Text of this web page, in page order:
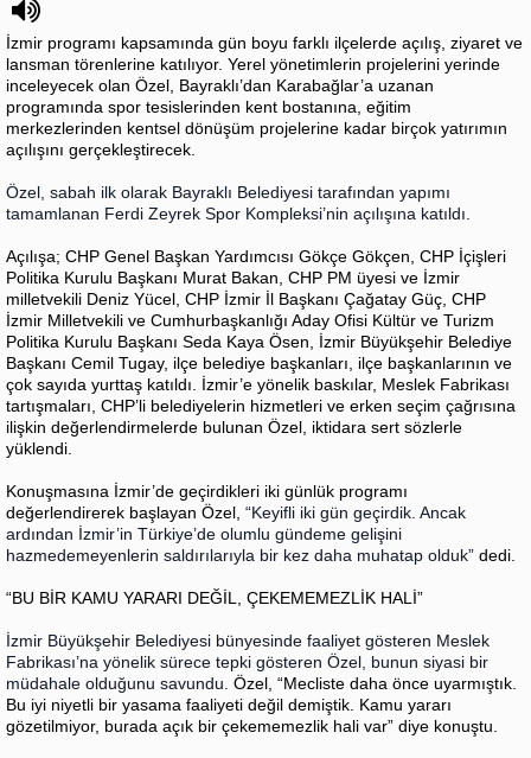
İzmir programı kapsamında gün boyu farklı ilçelerde açılış, ziyaret ve
lansman törenlerine katılıyor. Yerel yönetimlerin projelerini yerinde
inceleyecek olan Özel, Bayraklı’dan Karabağlar’a uzanan
programında spor tesislerinden kent bostanına, eğitim
merkezlerinden kentsel dönüşüm projelerine kadar birçok yatırımın
açılışını gerçekleştirecek.
Özel, sabah ilk olarak Bayraklı Belediyesi tarafından yapımı
tamamlanan Ferdi Zeyrek Spor Kompleksi’nin açılışına katıldı.
Açılışa; CHP Genel Başkan Yardımcısı Gökçe Gökçen, CHP İçişleri
Politika Kurulu Başkanı Murat Bakan, CHP PM üyesi ve İzmir
milletvekili Deniz Yücel, CHP İzmir İl Başkanı Çağatay Güç, CHP
İzmir Milletvekili ve Cumhurbaşkanlığı Aday Ofisi Kültür ve Turizm
Politika Kurulu Başkanı Seda Kaya Ösen, İzmir Büyükşehir Belediye
Başkanı Cemil Tugay, ilçe belediye başkanları, ilçe başkanlarının ve
çok sayıda yurttaş katıldı. İzmir’e yönelik baskılar, Meslek Fabrikası
tartışmaları, CHP’li belediyelerin hizmetleri ve erken seçim çağrısına
ilişkin değerlendirmelerde bulunan Özel, iktidara sert sözlerle
yüklendi.
Konuşmasına İzmir’de geçirdikleri iki günlük programı
değerlendirerek başlayan Özel, “Keyifli iki gün geçirdik. Ancak
ardından İzmir’in Türkiye’de olumlu gündeme gelişini
hazmedemeyenlerin saldırılarıyla bir kez daha muhatap olduk” dedi.
“BU BİR KAMU YARARI DEĞİL, ÇEKEMEMEZLİK HALİ”
İzmir Büyükşehir Belediyesi bünyesinde faaliyet gösteren Meslek
Fabrikası’na yönelik sürece tepki gösteren Özel, bunun siyasi bir
müdahale olduğunu savundu. Özel, “Mecliste daha önce uyarmıştık.
Bu iyi niyetli bir yasama faaliyeti değil demiştik. Kamu yararı
gözetilmiyor, burada açık bir çekememezlik hali var” diye konuştu.